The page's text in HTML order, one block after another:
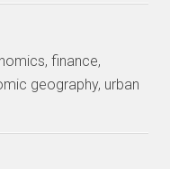
finance,
geography, urban